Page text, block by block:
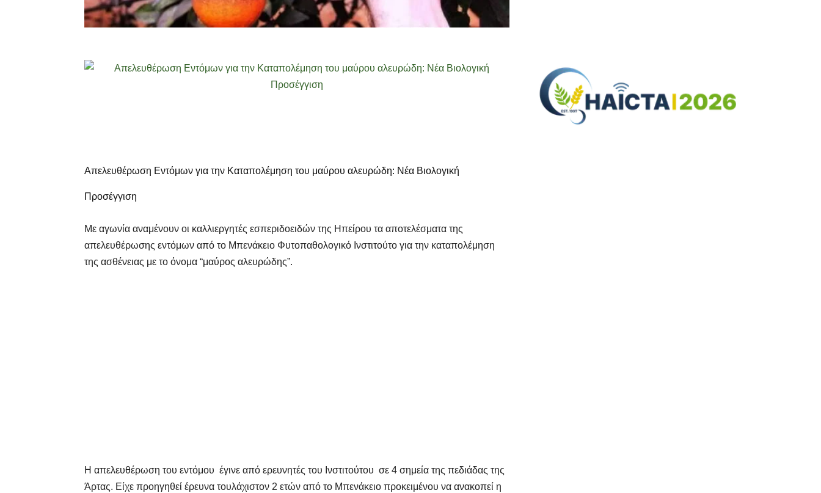
Απελευθέρωση Εντόμων για την Καταπολέμηση του μαύρου αλευρώδη: Νέα Βιολογική
Προσέγγιση
Με αγωνία αναμένουν οι καλλιεργητές εσπεριδοειδών της Ηπείρου τα αποτελέσματα της
απελευθέρωσης εντόμων από το Μπενάκειο Φυτοπαθολογικό Ινστιτούτο για την καταπολέμηση
της ασθένειας με το όνομα “μαύρος αλευρώδης”.
Η απελευθέρωση του εντόμου έγινε από ερευνητές του Ινστιτούτου σε 4 σημεία της πεδιάδας της
Άρτας. Είχε προηγηθεί έρευνα τουλάχιστον 2 ετών από το Μπενάκειο προκειμένου να ανακοπεί η